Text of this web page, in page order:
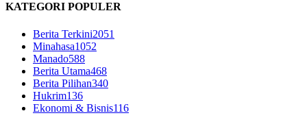
KATEGORI POPULER
Berita Terkini2051
Minahasa1052
Manado588
Berita Utama468
Berita Pilihan340
Hukrim136
Ekonomi & Bisnis116